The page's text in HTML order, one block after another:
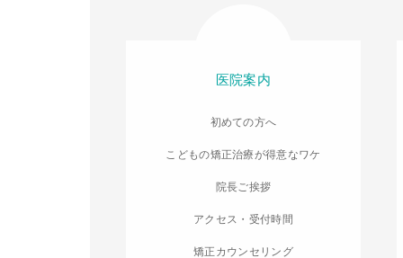
医院案内
初めての方へ
こどもの矯正治療が得意なワケ
院長ご挨拶
アクセス・受付時間
矯正カウンセリング